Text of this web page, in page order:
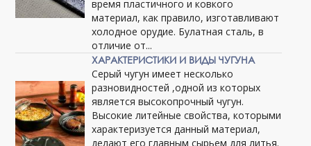
время пластичного и ковкого
материал, как правило, изготавливают
холодное орудие. Булатная сталь, в
отличие от...
ХАРАКТЕРИСТИКИ И ВИДЫ ЧУГУНА
Серый чугун имеет несколько
разновидностей ,одной из которых
является высокопрочный чугун.
Высокие литейные свойства, которыми
характеризуется данный материал,
делают его главным сырьем для литья.